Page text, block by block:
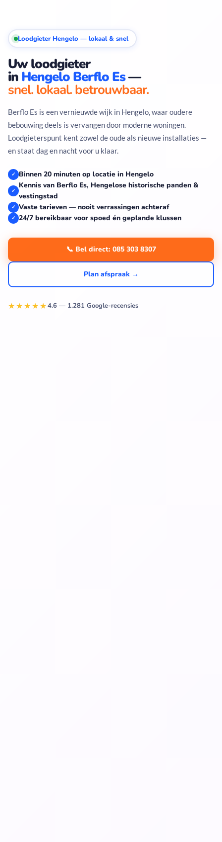
Loodgieter Hengelo — lokaal & snel
Uw loodgieter
in Hengelo Berflo Es—
snel. lokaal. betrouwbaar.
Berflo Es is een vernieuwde wijk in Hengelo, waar oudere
bebouwing deels is vervangen door moderne woningen.
Loodgieterspunt kent zowel de oude als nieuwe installaties —
en staat dag en nacht voor u klaar.
✓ Binnen 20 minuten op locatie in Hengelo
✓
Kennis van Berflo Es, Hengelose historische panden &
vestingstad
✓ Vaste tarieven — nooit verrassingen achteraf
✓ 24/7 bereikbaar voor spoed én geplande klussen
📞 Bel direct: 085 303 8307
Plan afspraak →
★★★★★4.6 — 1.281 Google-recensies